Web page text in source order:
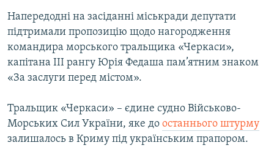
Напередодні на засіданні міськради депутати
підтримали пропозицію щодо нагородження
командира морського тральщика «Черкаси»,
капітана III рангу Юрія Федаша пам’ятним знаком
«За заслуги перед містом».
Тральщик «Черкаси» – єдине судно Військово-
Морських Сил України, яке до останнього штурму
залишалось в Криму під українським прапором.